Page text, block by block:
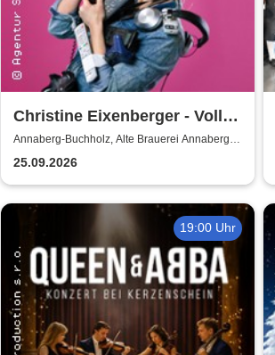
Christine Eixenberger - Volle
Kontrolle
Annaberg-Buchholz, Alte Brauerei Annaberg-
25.09.2026
19:00 Uhr